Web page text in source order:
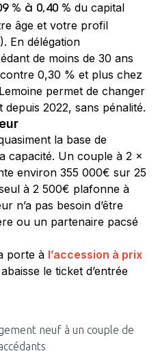
% à 0,40 % du capital
âge et votre profil
En délégation
de moins de 30 ans
0,30 % et plus chez
permet de changer
depuis 2022, sans pénalité.
la base de
capacité. Un couple à 2 ×
environ 355 000€ sur 25
à 2 500€ plafonne à
n’a pas besoin d’être
ou un partenaire pacsé
porte à l’accession à prix
le ticket d’entrée